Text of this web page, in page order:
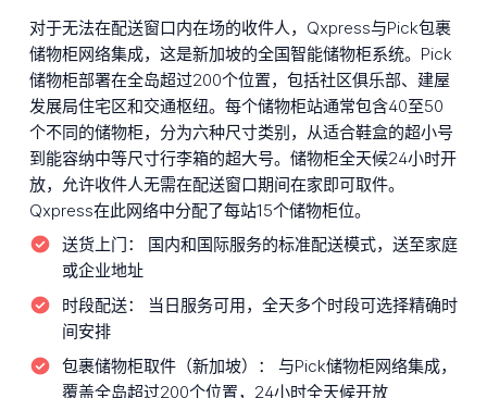
对于无法在配送窗口内在场的收件人，Qxpress与Pick包裹
储物柜网络集成，这是新加坡的全国智能储物柜系统。Pick
储物柜部署在全岛超过200个位置，包括社区俱乐部、建屋
发展局住宅区和交通枢纽。每个储物柜站通常包含40至50
个不同的储物柜，分为六种尺寸类别，从适合鞋盒的超小号
到能容纳中等尺寸行李箱的超大号。储物柜全天候24小时开
放，允许收件人无需在配送窗口期间在家即可取件。
Qxpress在此网络中分配了每站15个储物柜位。
送货上门：
国内和国际服务的标准配送模式，送至家庭
或企业地址
时段配送：
当日服务可用，全天多个时段可选择精确时
间安排
包裹储物柜取件（新加坡）：
与Pick储物柜网络集成，
覆盖全岛超过200个位置，24小时全天候开放